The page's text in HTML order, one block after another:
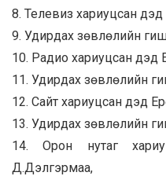
8. Телевиз хариуцсан
9. Удирдах зөвлөлийн
10. Радио хариуцсан дэд
11. Удирдах зөвлөлийн
12. Сайт хариуцсан дэд
13. Удирдах зөвлөлийн
14. Орон нутаг
Д.Дэлгэрмаа,